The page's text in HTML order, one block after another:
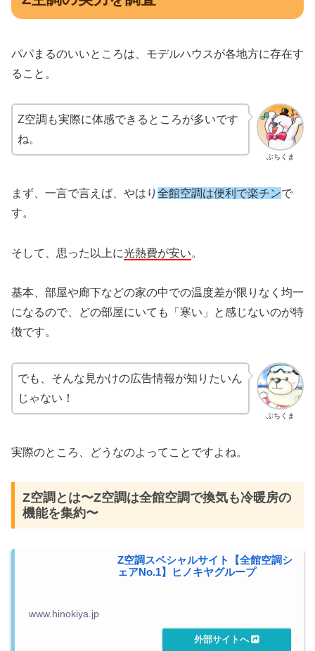
パパまるのいいところは、モデルハウスが各地方に存在す
ること。
ぶちくま
Z空調も実際に体感できるところが多いです
ね。
まず、一言で言えば、やはり 全館空調は便利で楽チンで
す。
そして、思った以上に光熱費が安い。
基本、部屋や廊下などの家の中での温度差が限りなく均一
になるので、どの部屋にいても「寒い」と感じないのが特
徴です。
ぶちくま
でも、そんな見かけの広告情報が知りたいん
じゃない！
実際のところ、どうなのよってことですよね。
Z空調とは〜Z空調は全館空調で換気も冷暖房の
機能を集約〜
Z空調スペシャルサイト【全館空調シ
ェアNo.1】ヒノキヤグループ
www.hinokiya.jp